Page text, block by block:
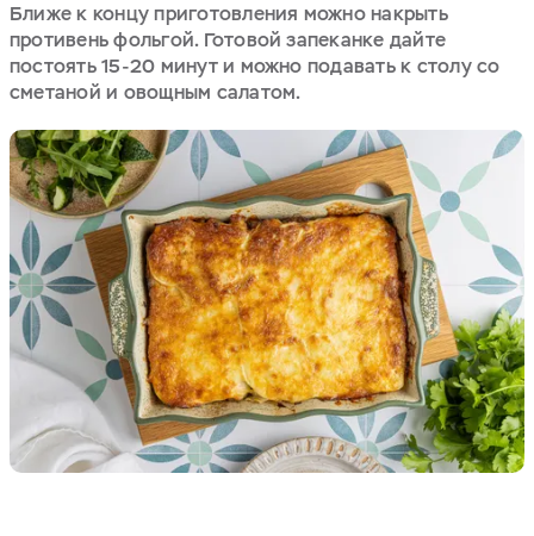
Ближе к концу приготовления можно накрыть
противень фольгой. Готовой запеканке дайте
постоять 15-20 минут и можно подавать к столу со
сметаной и овощным салатом.